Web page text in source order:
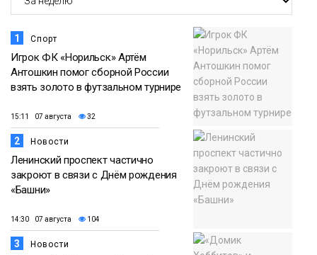
1 Спорт
Игрок ФК «Норильск» Артём
Антошкин помог сборной России
взять золото в футзальном турнире
15:11 07 августа 32
2 Новости
Ленинский проспект частично
закроют в связи с Днём рождения
«Башни»
14:30 07 августа 104
3 Новости